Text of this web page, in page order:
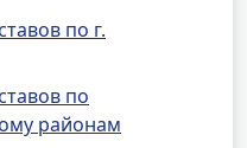
по г.
по
районам